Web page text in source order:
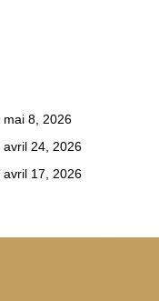
mai 8, 2026
avril 24, 2026
avril 17, 2026